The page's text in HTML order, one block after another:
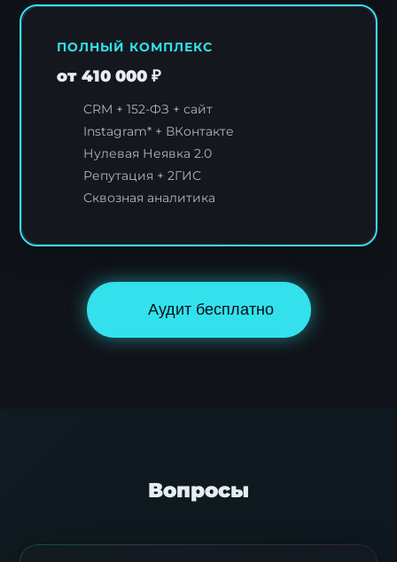
ПОЛНЫЙ КОМПЛЕКС
от 410 000 ₽
CRM + 152-ФЗ + сайт
Instagram* + ВКонтакте
Нулевая Неявка 2.0
Репутация + 2ГИС
Сквозная аналитика
Аудит бесплатно
Вопросы